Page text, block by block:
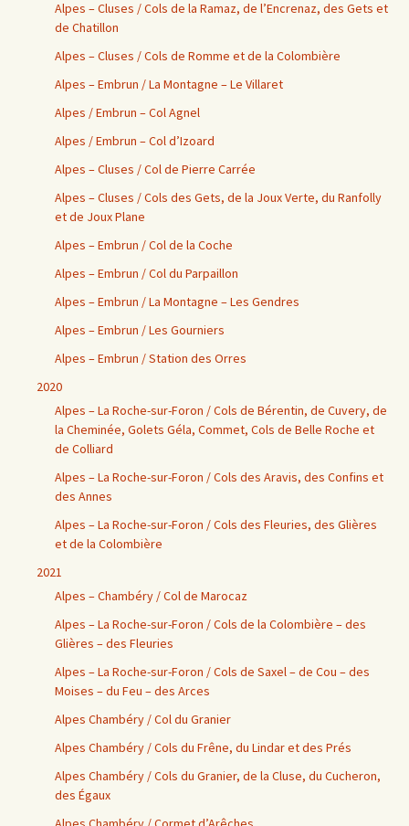
Alpes – Cluses / Cols de la Ramaz, de l’Encrenaz, des Gets et
de Chatillon
Alpes – Cluses / Cols de Romme et de la Colombière
Alpes – Embrun / La Montagne – Le Villaret
Alpes / Embrun – Col Agnel
Alpes / Embrun – Col d’Izoard
Alpes – Cluses / Col de Pierre Carrée
Alpes – Cluses / Cols des Gets, de la Joux Verte, du Ranfolly
et de Joux Plane
Alpes – Embrun / Col de la Coche
Alpes – Embrun / Col du Parpaillon
Alpes – Embrun / La Montagne – Les Gendres
Alpes – Embrun / Les Gourniers
Alpes – Embrun / Station des Orres
2020
Alpes – La Roche-sur-Foron / Cols de Bérentin, de Cuvery, de
la Cheminée, Golets Géla, Commet, Cols de Belle Roche et
de Colliard
Alpes – La Roche-sur-Foron / Cols des Aravis, des Confins et
des Annes
Alpes – La Roche-sur-Foron / Cols des Fleuries, des Glières
et de la Colombière
2021
Alpes – Chambéry / Col de Marocaz
Alpes – La Roche-sur-Foron / Cols de la Colombière – des
Glières – des Fleuries
Alpes – La Roche-sur-Foron / Cols de Saxel – de Cou – des
Moises – du Feu – des Arces
Alpes Chambéry / Col du Granier
Alpes Chambéry / Cols du Frêne, du Lindar et des Prés
Alpes Chambéry / Cols du Granier, de la Cluse, du Cucheron,
des Égaux